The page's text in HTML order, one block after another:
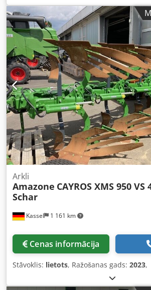
Kassel 1 161 km
Arkli
Amazone CAYROS XMS 950 VS
Schar
Cenas informācija
Stāvoklis: lietots, Ražošanas gads: 2023,